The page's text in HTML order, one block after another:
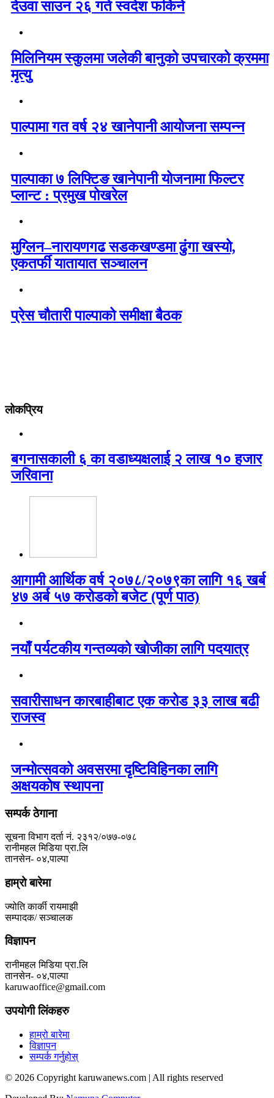
देउवा साउन २६ गते स्वदेश फर्किने
मिलिनियम स्कुलमा जलेकी बानुको उपचारको क्रममा
मृत्यु
पाल्पामा गत वर्ष २४ खानेपानी आयोजना सम्पन्न
पाल्पाका ७ लिफ्टिङ खानेपानी योजनामा फिल्टर
प्लान्ट : प्रमुख पोखरेल
मुग्लिन–नारायणगढ सडकखण्डमा ढुंगा खस्यो,
एकतर्फी यातायात सञ्चालन
प्रेस चौतारी पाल्पाको समीक्षा बैठक
लोकप्रिय
बगनासकाली ६ का वडाध्यक्षलाई २ लाख १० हजार
जरिवाना
आगामी आर्थिक वर्ष २०७८/२०७९का लागि १६ खर्ब
४७ अर्ब ५७ करोडको बजेट (पूर्ण पाठ)
नयाँ पर्यटकीय गन्तव्यको खोजीका लागि पदयात्र
सवारीसाधन कारबाहीबाट एक करोड ३३ लाख बढी
राजस्व
जन्मोत्सवको अवसरमा दृष्टिविहिनका लागि
अक्षयकोष स्थापना
सम्पर्क ठेगाना
सूचना विभाग दर्ता नं. २३१२/०७७-०७८
रानीमहल मिडिया प्रा.लि
तानसेन- ०४,पाल्पा
हाम्रो बारेमा
ज्योति कार्की रायमाझी
सम्पादक/ सञ्चालक
विज्ञापन
रानीमहल मिडिया प्रा.लि
तानसेन- ०४,पाल्पा
karuwaoffice@gmail.com
उपयोगी लिंकहरु
हाम्रो बारेमा
विज्ञापन
सम्पर्क गर्नुहोस्
© 2026 Copyright karuwanews.com | All rights reserved